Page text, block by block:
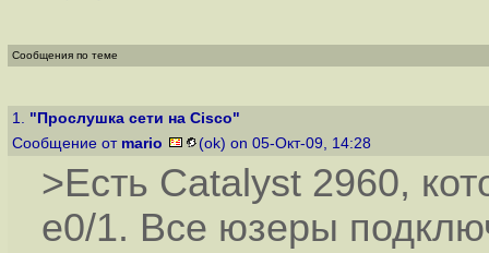
Сообщения по теме
1. "Прослушка сети на Cisco"
Сообщение от mario (ok) on 05-Окт-09, 14:28
>Есть Catalyst 2960,
e0/1. Все юзеры